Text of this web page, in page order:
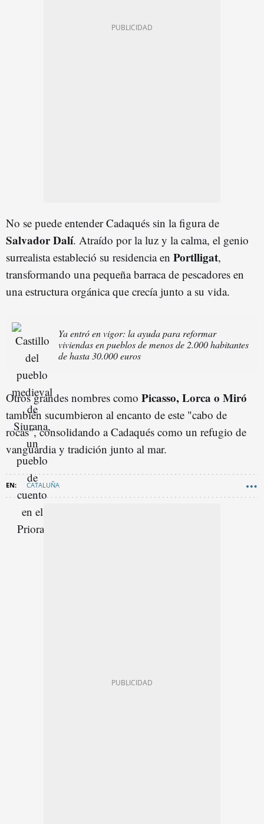
No se puede entender Cadaqués sin la figura de
Salvador Dalí. Atraído por la luz y la calma, el genio
surrealista estableció su residencia en Portlligat,
transformando una pequeña barraca de pescadores en
una estructura orgánica que crecía junto a su vida.
Ya entró en vigor: la ayuda para reformar
viviendas en pueblos de menos de 2.000 habitantes
de hasta 30.000 euros
Otros grandes nombres como Picasso, Lorca o Miró
también sucumbieron al encanto de este "cabo de
rocas", consolidando a Cadaqués como un refugio de
vanguardia y tradición junto al mar.
CATALUÑA